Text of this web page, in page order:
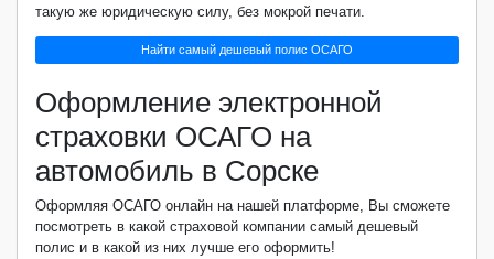
такую же юридическую силу, без мокрой печати.
Найти самый дешевый полис ОСАГО
Оформление электронной
страховки ОСАГО на
автомобиль в Сорске
Оформляя ОСАГО онлайн на нашей платформе, Вы сможете
посмотреть в какой страховой компании самый дешевый
полис и в какой из них лучше его оформить!